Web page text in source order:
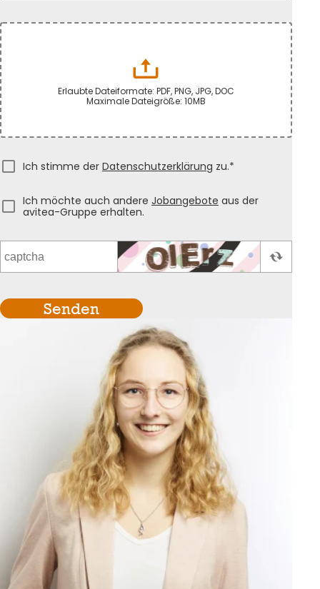
Erlaubte Dateiformate: PDF, PNG, JPG, DOC
Maximale Dateigröße: 10MB
Ich stimme der Datenschutzerklärung zu.*
Ich möchte auch andere Jobangebote aus der
avitea-Gruppe erhalten.
Senden